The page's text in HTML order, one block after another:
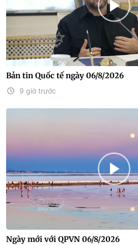
Bản tin Quốc tế ngày 06/8/2026
9 giờ trước
Ngày mới với QPVN 06/8/2026